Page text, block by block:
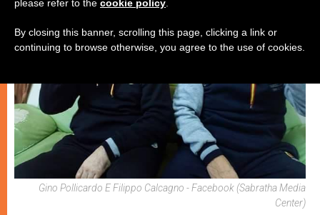
Gino Pollicardo E Filippo Calcagno - Facebook (Sabratha Media
Center)
please refer to the cookie policy
By closing this banner, scrolling this page, clicking a link or
continuing to browse otherwise, you agree to the use of cookies.